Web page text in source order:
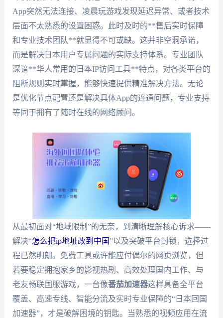
App突然无法连接、凌晨玩游戏发现延迟异常、或者技术
层面不太熟悉的设置困惑。此时及时的**售后实时保障
和专业技术团队**就显得不可或缺。这并非空洞承诺，
而是解决日本用户专属问题的实际支持体系。专业团队
深谙**华人常用的日本IP访问工具**特点，对各类平台的
阻断规则实时掌握，能够快速提供精准解决方法。无论
是优化节点配置还是解决具体App的连通问题，专业支持
等同于拥有了随时在线的网络顾问。
从最初面对“地域限制”的无奈，到清晰理解核心诉求——
解决“怎么把ip地址改到中国”以及突破平台封锁，选择过
程已然明朗。免费工具或许能应付偶尔的网页浏览，但
若要稳定拥抱家乡的影视热剧、高效处理国内工作、与
老友畅联国服游戏，一台像番茄加速器这样具备全平台
覆盖、高速专线、智能分流及实时专业保障的“日本回国
加速器”，才是破解困境的钥匙。当熟悉的视频应用在流